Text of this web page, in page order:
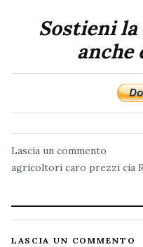
Sostieni
anche
Lascia un commento
agricoltori caro prezzi cia
LASCIA UN COMMENTO